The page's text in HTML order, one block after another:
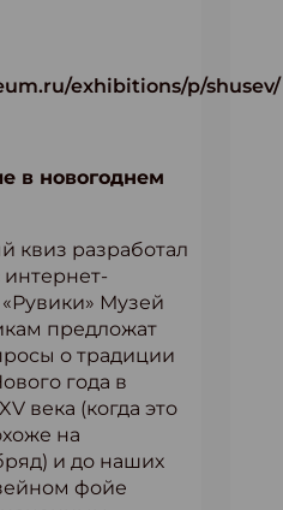
exhibitions/p/shusev/
в новогоднем
квиз разработал
интернет-
Музей
предложат
о традиции
года в
века (когда это
на
и до наших
фойе